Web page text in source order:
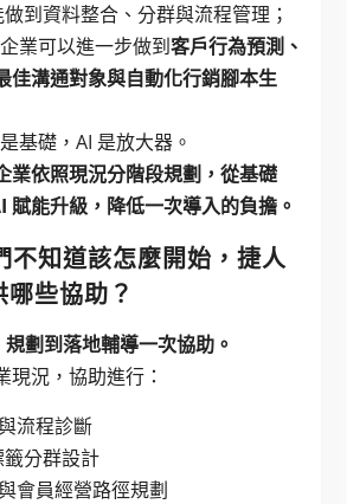
到資料整合、分群與流程管理；
業可以進一步做到客戶行為預測、
佳溝通對象與自動化行銷腳本生
基礎，AI 是放大器。
業依照現況分階段規劃，從基礎
賦能升級，降低一次導入的負擔。
不知道該怎麼開始，捷人
些協助？
劃到落地輔導一次協助。
況，協助進行：
流程診斷
籤分群設計
會員經營路徑規劃